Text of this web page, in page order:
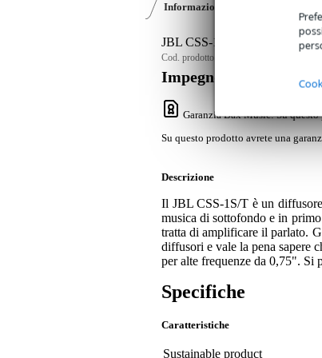
Informazioni sul prodotto
JBL CSS-1S/T Altoparlante
Cod. prodotto:
Impegno di servizio
Garanzia Bax Music: Su
Su questo prodotto avrete una
Descrizione
Il JBL CSS-1S/T è un
musica di sottofondo e in
tratta di amplificare il parlato.
diffusori e vale la pena sapere
per alte frequenze da 0,75". Si
Specifiche
Caratteristiche
Sustainable product